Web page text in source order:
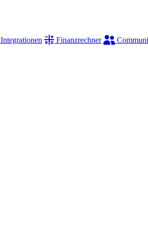
Integrationen Finanzrechner